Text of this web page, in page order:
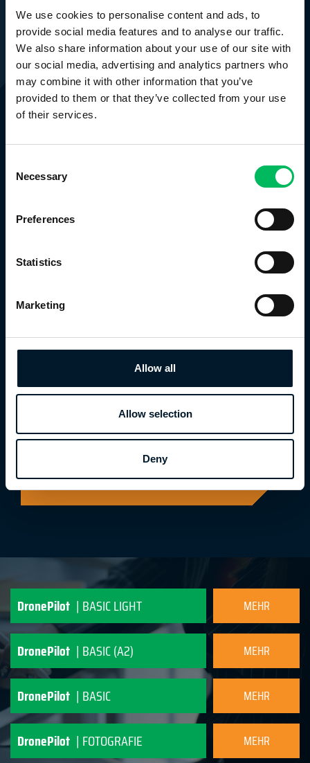
We use cookies to personalise content and ads, to
provide social media features and to analyse our traffic.
We also share information about your use of our site with
our social media, advertising and analytics partners who
may combine it with other information that you’ve
provided to them or that they’ve collected from your use
of their services.
Selection
Necessary
Preferences
Statistics
Marketing
Allow all
Allow selection
Deny
gibt an, dass es plant, an mehrere Standorte in
Europa zu expandieren
MAIL
Auteur
Share
DronePilot | BASIC LIGHT
MEHR
DronePilot | BASIC (A2)
MEHR
DronePilot | BASIC
MEHR
DronePilot | FOTOGRAFIE
MEHR